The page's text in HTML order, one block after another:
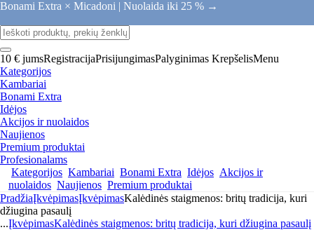
Bonami Extra × Micadoni | Nuolaida iki 25 % →
10 € jumsRegistracijaPrisijungimasPalyginimas KrepšelisMenu
Kategorijos
Kambariai
Bonami Extra
Idėjos
Akcijos ir nuolaidos
Naujienos
Premium produktai
Profesionalams
Kategorijos Kambariai Bonami Extra Idėjos Akcijos ir
nuolaidos Naujienos Premium produktai
PradžiaĮkvėpimasĮkvėpimasKalėdinės staigmenos: britų tradicija, kuri
džiugina pasaulį
...ĮkvėpimasKalėdinės staigmenos: britų tradicija, kuri džiugina pasaulį